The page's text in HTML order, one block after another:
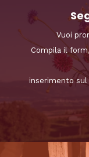
Vuoi
Compila il
inserimento